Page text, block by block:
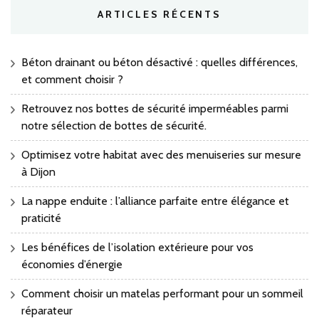
ARTICLES RÉCENTS
Béton drainant ou béton désactivé : quelles différences,
et comment choisir ?
Retrouvez nos bottes de sécurité imperméables parmi
notre sélection de bottes de sécurité.
Optimisez votre habitat avec des menuiseries sur mesure
à Dijon
La nappe enduite : l’alliance parfaite entre élégance et
praticité
Les bénéfices de l’isolation extérieure pour vos
économies d’énergie
Comment choisir un matelas performant pour un sommeil
réparateur